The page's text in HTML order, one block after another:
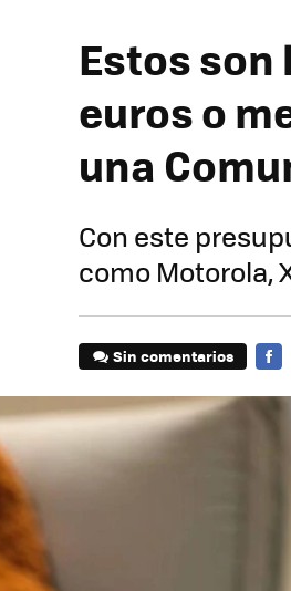
Estos son
euros o
una
Con este
como Motorola,
Sin comentarios